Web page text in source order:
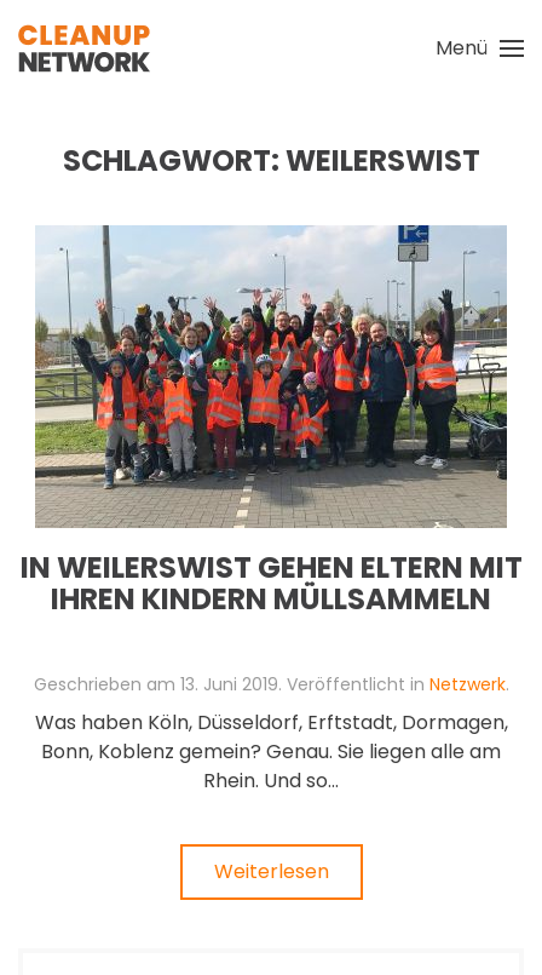
Zum Hauptinhalt springen
Menü
SCHLAGWORT:WEILERSWIST
IN WEILERSWIST GEHEN ELTERN MIT
IHREN KINDERN MÜLLSAMMELN
Geschrieben am 13. Juni 2019. Veröffentlicht in Netzwerk.
Was haben Köln, Düsseldorf, Erftstadt, Dormagen,
Bonn, Koblenz gemein? Genau. Sie liegen alle am
Rhein. Und so...
Weiterlesen